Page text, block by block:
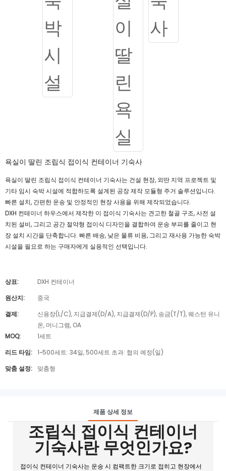
욕실이 딸린 조립식 접이식 컨테이너 기숙사
욕실이 딸린 조립식 접이식 컨테이너 기숙사는 건설 현장, 외딴 지역 프로젝트 및
기타 임시 숙박 시설에 적합하도록 설계된 공장 제작 모듈형 주거 솔루션입니다.
빠른 설치, 간편한 운송 및 안정적인 현장 사용을 위해 제작되었습니다.
DXH 컨테이너 하우스에서 제작한 이 접이식 기숙사는 견고한 철골 구조, 사전 설
치된 설비, 그리고 공간 절약형 접이식 디자인을 결합하여 운송 부피를 줄이고 현
장 설치 시간을 단축합니다. 빠른 배송, 낮은 물류 비용, 그리고 재사용 가능한 숙박
시설을 필요로 하는 구매자에게 실용적인 선택입니다.
상표:
DXH 컨테이너
원산지:
중국
결제:
신용장(L/C), 지급결제(D/A), 지급결제(D/P), 송금(T/T), 웨스턴 유니
온, 머니그램, OA
MOQ:
1세트
리드 타임: 1~500세트: 34일, 500세트 초과: 협의 예정(일)
맞춤 설정:
맞춤형
제품 상세 정보
조립식 접이식 컨테이너
기숙사란 무엇인가요?
접이식 컨테이너 기숙사는 운송 시 컴팩트한 크기로 접히고 현장에서